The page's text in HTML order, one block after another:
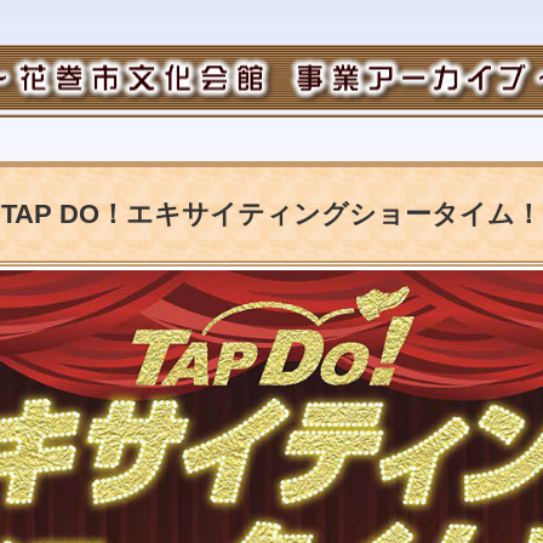
DO！エキサイティングショータイム